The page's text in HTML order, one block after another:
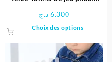
6.300 د.ج
Choix des options
a